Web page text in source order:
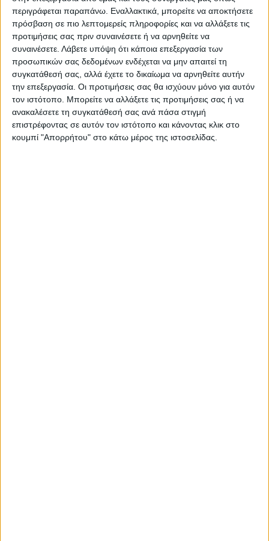
περιγράφεται παραπάνω. Εναλλακτικά, μπορείτε να αποκτήσετε
πρόσβαση σε πιο λεπτομερείς πληροφορίες και να αλλάξετε τις
προτιμήσεις σας πριν συναινέσετε ή να αρνηθείτε να
συναινέσετε. Λάβετε υπόψη ότι κάποια επεξεργασία των
προσωπικών σας δεδομένων ενδέχεται να μην απαιτεί τη
συγκατάθεσή σας, αλλά έχετε το δικαίωμα να αρνηθείτε αυτήν
την επεξεργασία. Οι προτιμήσεις σας θα ισχύουν μόνο για αυτόν
τον ιστότοπο. Μπορείτε να αλλάξετε τις προτιμήσεις σας ή να
ανακαλέσετε τη συγκατάθεσή σας ανά πάσα στιγμή
επιστρέφοντας σε αυτόν τον ιστότοπο και κάνοντας κλικ στο
κουμπί "Απορρήτου" στο κάτω μέρος της ιστοσελίδας.
ΚΩΣΤΑΣ ΤΣΙΑΡΑΣ_ΜΕ ΤΟ ΒΛΕΜΜΑ ΣΤΗ 2η
ΚΛΑΠΗ 23 06 2023
23.06.2023 | 22:58 |video
ΚΩΣΤΑΣ ΤΣΙΑΡΑΣ_ΜΕ ΤΟ ΒΛΕΜΜΑ ΣΤΗ 2η
ΚΛΑΠΗ 23 06